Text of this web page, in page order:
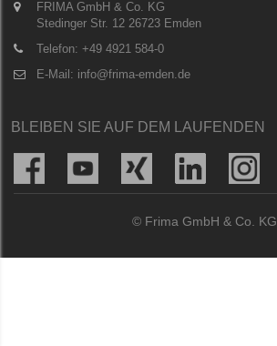
FRIMA GmbH & Co. KG
Stedinger Str. 12 26723 Emden
Telefon: +49 4921 584-0
E-Mail: info@frima-emden.de
BLEIBEN SIE AUF DEM LAUFENDEN
© Frima GmbH & Co. KG